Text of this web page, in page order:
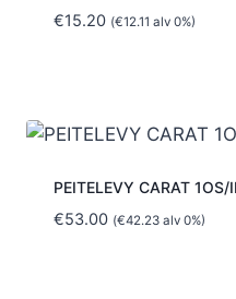
€15.20 (€12.11 alv 0%)
PEITELEVY CARAT
€53.00 (€42.23alv 0%)